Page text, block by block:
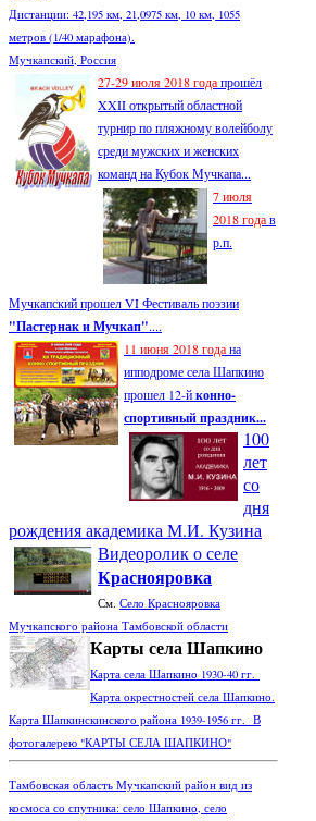
Дистанции: 42,195 км, 21,0975 км, 10 км, 1055
метров (1/40 марафона).
Мучкапский, Россия
27-29 июля 2018 годапрошёл
XXII открытый областной
турнир по пляжному волейболу
среди мужских и женских
команд на Кубок Мучкапа...
7 июля
2018 годав
р.п.
Мучкапский прошел VI Фестиваль поэзии
"Пастернак и Мучкап"....
11 июня 2018 годана
ипподроме села Шапкино
прошел 12-йконно-
спортивный праздник...
100
лет
со
дня
рождения академика М.И. Кузина
Видеоролик о селе
Краснояровка
См. Село Краснояровка
Мучкапского района Тамбовской области
Карты села Шапкино
Карта села Шапкино 1930-40 гг.
Карта окрестностей села Шапкино.
Карта Шапкинскинского района 1939-1956 гг. В
фотогалерею "КАРТЫ СЕЛА ШАПКИНО"
Тамбовская область Мучкапский район вид из
космоса со спутника: село Шапкино, село